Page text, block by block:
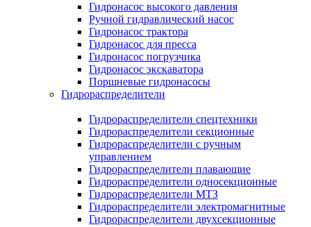
Гидронасос высокого давления
Ручной гидравлический насос
Гидронасос трактора
Гидронасос для пресса
Гидронасос погрузчика
Гидронасос экскаватора
Поршневые гидронасосы
Гидрораспределители
Гидрораспределители спецтехники
Гидрораспределители секционные
Гидрораспределители с ручным
управлением
Гидрораспределители плавающие
Гидрораспределители односекционные
Гидрораспределители МТЗ
Гидрораспределители электромагнитные
Гидрораспределители двухсекционные